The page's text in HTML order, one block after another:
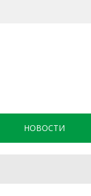
НОВОСТИ